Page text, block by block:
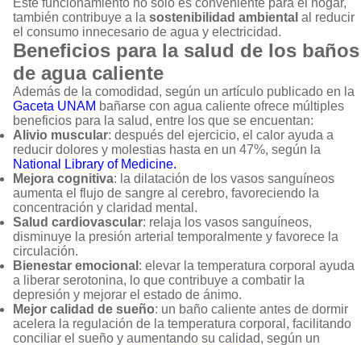
también contribuye a la sostenibilidad ambiental al reducir
el consumo innecesario de agua y electricidad.
Beneficios para la salud de los baños
de agua caliente
Además de la comodidad, según un artículo publicado en la
Gaceta UNAM bañarse con agua caliente ofrece múltiples
beneficios para la salud, entre los que se encuentan:
Alivio muscular: después del ejercicio, el calor ayuda a
reducir dolores y molestias hasta en un 47%, según la
National Library of Medicine.
Mejora cognitiva: la dilatación de los vasos sanguíneos
aumenta el flujo de sangre al cerebro, favoreciendo la
concentración y claridad mental.
Salud cardiovascular: relaja los vasos sanguíneos,
disminuye la presión arterial temporalmente y favorece la
circulación.
Bienestar emocional : elevar la temperatura corporal ayuda
a liberar serotonina, lo que contribuye a combatir la
depresión y mejorar el estado de ánimo.
Mejor calidad de sueño: un baño caliente antes de dormir
acelera la regulación de la temperatura corporal, facilitando
conciliar el sueño y aumentando su calidad, según un